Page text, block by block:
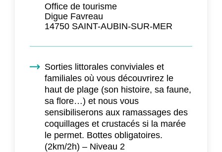
Office de tourisme
Digue Favreau
14750 SAINT-AUBIN-SUR-MER
Sorties littorales conviviales et
familiales où vous découvrirez le
haut de plage (son histoire, sa faune,
sa flore…) et nous vous
sensibiliserons aux ramassages des
coquillages et crustacés si la marée
le permet. Bottes obligatoires.
(2km/2h) – Niveau 2